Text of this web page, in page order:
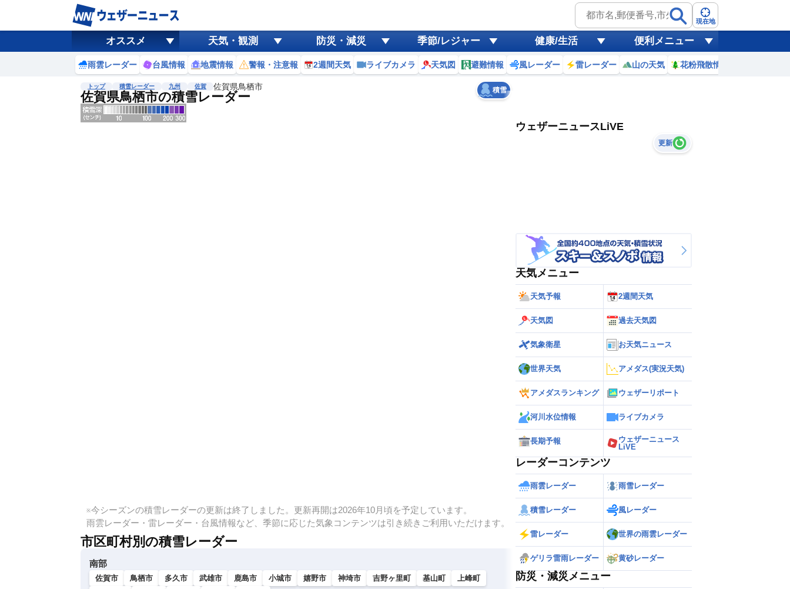
現在地
オススメ 天気・観測 防災・減災 季節/レジャー 健康/生活 便利メニュー
雨雲レーダー 台風情報 地震情報 警報・注意報 2週間天気 ライブカメラ 天気図 避難情報 風レーダー 雷レーダー 山の天気 花粉飛散情報
トップ 積雪レーダー 九州 佐賀 佐賀県鳥栖市
佐賀県鳥栖市の積雪レーダー 積雪
黄砂
天気 台風
※今シーズンの積雪レーダーの更新は終了しました。更新再開は2026年10月頃を予定しています。
雨雲レーダー・雷レーダー・台風情報など、季節に応じた気象コンテンツは引き続きご利用いただけます。
市区町村別の積雪レーダー
南部
佐賀市 鳥栖市 多久市 武雄市 鹿島市 小城市 嬉野市 神埼市 吉野ヶ里町 基山町
上峰町
ウェザーニュースLiVE
更新
天気メニュー
天気予報 2週間天気
天気図 過去天気図
気象衛星 お天気ニュース
世界天気 アメダス(実況天気)
アメダスランキング ウェザーリポート
河川水位情報 ライブカメラ
長期予報
ウェザーニュース
LiVE
レーダーコンテンツ
雨雲レーダー 雨雪レーダー
積雪レーダー 風レーダー
雷レーダー 世界の雨雲レーダー
ゲリラ雷雨レーダー 黄砂レーダー
防災・減災メニュー